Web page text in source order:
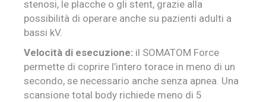
stenosi, le placche o gli stent, grazie alla
possibilità di operare anche su pazienti adulti a
bassi kV.
Velocità di esecuzione: il SOMATOM Force
permette di coprire l’intero torace in meno di un
secondo, se necessario anche senza apnea. Una
scansione total body richiede meno di 5